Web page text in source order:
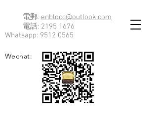
電郵: enblocc@outlook.com
電話: 2195 1676
Whatsapp: 9512 0565
Wechat: